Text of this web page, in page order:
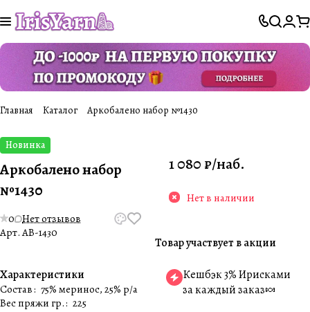
Главная Каталог Аркобалено набор №1430
Новинка
Аркобалено набор
№1430
0 Нет отзывов
Арт.AB-1430
Характеристики
Состав: 75% меринос, 25% p/a
Вес пряжи гр.: 225
1 080 ₽/наб.
Нет в наличии
Товар участвует в акции
Кешбэк 3% Ирисками
за каждый заказ🍬